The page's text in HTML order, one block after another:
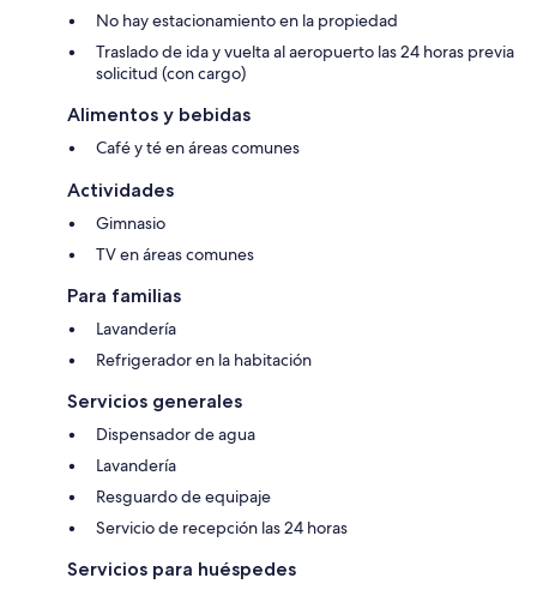
No hay estacionamiento en la propiedad
Traslado de ida y vuelta al aeropuerto las 24 horas previa
solicitud (con cargo)
Alimentos y bebidas
Café y té en áreas comunes
Actividades
Gimnasio
TV en áreas comunes
Para familias
Lavandería
Refrigerador en la habitación
Servicios generales
Dispensador de agua
Lavandería
Resguardo de equipaje
Servicio de recepción las 24 horas
Servicios para huéspedes